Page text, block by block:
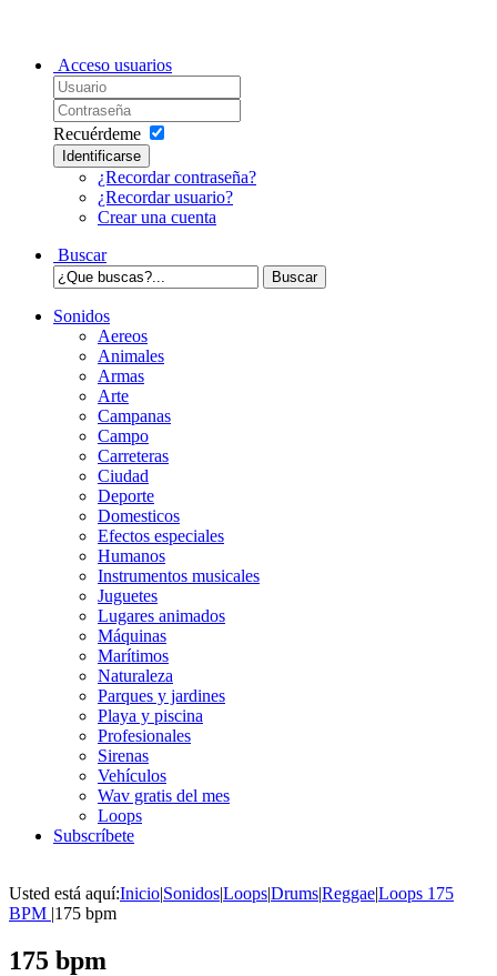
Acceso usuarios
Recuérdeme
Identificarse
¿Recordar contraseña?
¿Recordar usuario?
Crear una cuenta
Buscar
Sonidos
Aereos
Animales
Armas
Arte
Campanas
Campo
Carreteras
Ciudad
Deporte
Domesticos
Efectos especiales
Humanos
Instrumentos musicales
Juguetes
Lugares animados
Máquinas
Marítimos
Naturaleza
Parques y jardines
Playa y piscina
Profesionales
Sirenas
Vehículos
Wav gratis del mes
Loops
Subscríbete
Usted está aquí:Inicio|Sonidos|Loops|Drums|Reggae|Loops 175
BPM |175 bpm
175 bpm